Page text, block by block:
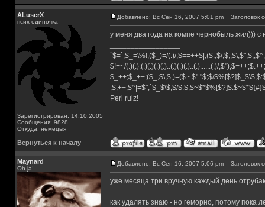
ALuserX
псих-одиночка
Зарегистрирован: 14.10.2005
Сообщения: 9828
Откуда: немецыя
Добавлено: Вс Сен 16, 2007 5:01 pm Заголовок
у меня два года на компе чернобыль жил))) с
`$=`;$_=\%!;($_)=/(.)/;$==++$|;($.,$/
$!=~/(.)(.).(.)(.)(.)(.)..(.)(.)(.)..(.)......(.)/
$_++;$_++;($_,$\,$,)=($~.$"."$;$/
;$,++;$^|=$";`$_$\$,$/
Perl rulz!
Вернуться к началу
Maynard
Oh ja!
Добавлено: Вс Сен 16, 2007 5:06 pm Заголовок
уже месяца три вручную каждый день
как удалять знаю - но геморно, потому пока